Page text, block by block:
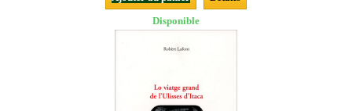
Disponible